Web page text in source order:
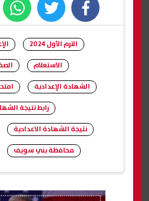
facebook
twitter
الترم الأول 2024
الاستعلام
الشهادة الإعدادية
رابط نتيجة
نتيجة الشهادة الاعدادية
محافظة بني سويف